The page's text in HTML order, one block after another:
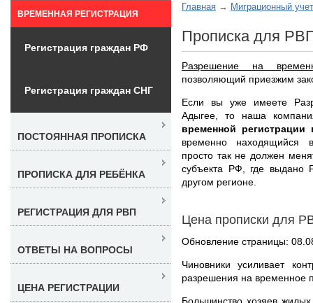
Главная Миграционный
Прописка для
Разрешение на
позволяющий приезжим
Если вы уже имеете
Адыгее, то наша
временной
временно находящийся
просто так не должен
субъекта РФ, где выдано
другом регионе.
Цена прописки для
Обновление страницы:
Чиновники усиливает
разрешения на временное
Большинство хозяев
ВРЕМЕННАЯ РЕГИСТРАЦИЯ
Регистрация граждан РФ
Регистрация граждан СНГ
ПОСТОЯННАЯ ПРОПИСКА
ПРОПИСКА ДЛЯ РЕБЁНКА
РЕГИСТРАЦИЯ ДЛЯ РВП
ОТВЕТЫ НА ВОПРОСЫ
ЦЕНА РЕГИСТРАЦИИ